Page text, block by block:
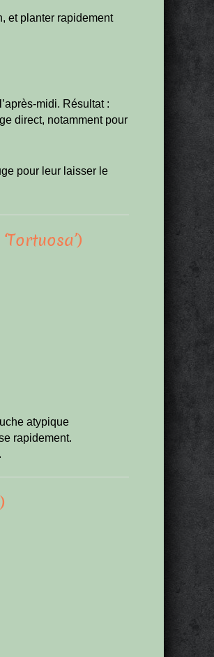
et planter rapidement
midi. Résultat :
direct, notamment pour
pour leur laisser le
atypique
rapidement.